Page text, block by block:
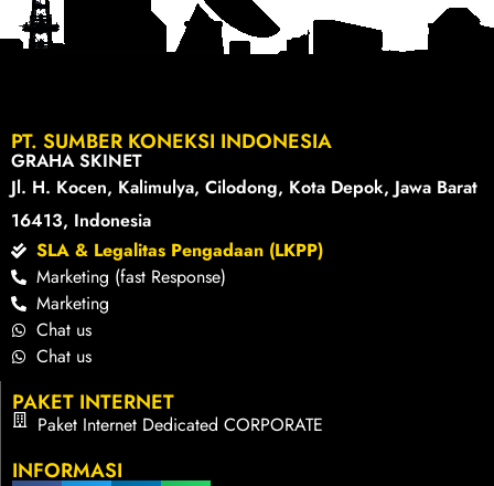
PT. SUMBER KONEKSI INDONESIA
GRAHA SKINET
Jl. H. Kocen, Kalimulya, Cilodong, Kota Depok, Jawa Barat
16413, Indonesia
SLA & Legalitas Pengadaan (LKPP)
Marketing (fast Response)
Marketing
Chat us
Chat us
PAKET INTERNET
Paket Internet Dedicated CORPORATE
INFORMASI